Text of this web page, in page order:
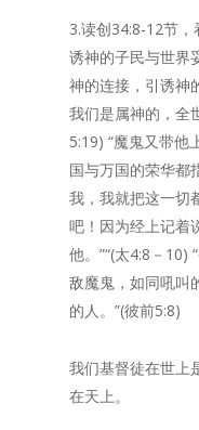
3.读创34:8-12节
诱神的子民与世界
神的连接，引诱神
我们是属神的，全
5:19) “魔鬼又带他
国与万国的荣华都
我，我就把这一切
吧！因为经上记着
他。”“(太4:8－10)
敌魔鬼，如同吼叫
的人。”(彼前5:8)
我们基督徒在世上
在天上。